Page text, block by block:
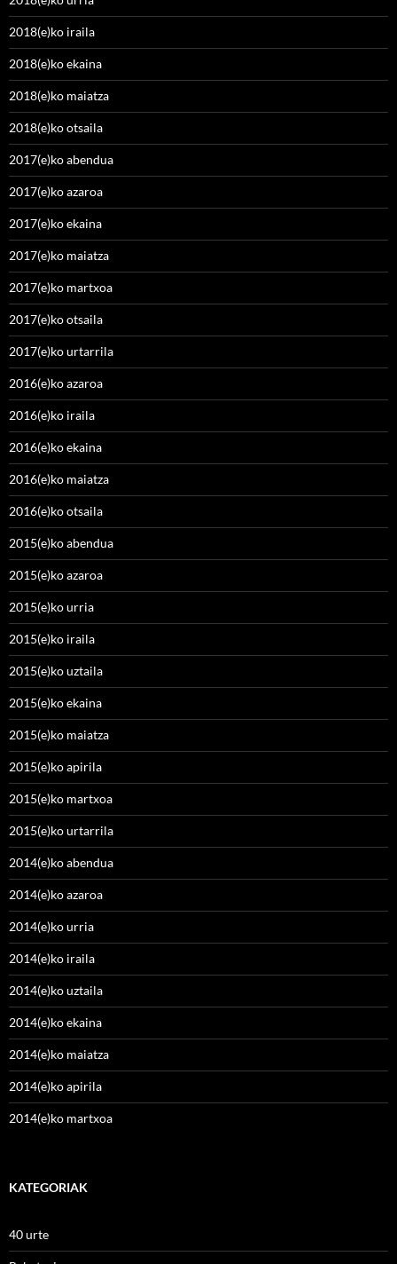
2018(e)ko iraila
2018(e)ko ekaina
2018(e)ko maiatza
2018(e)ko otsaila
2017(e)ko abendua
2017(e)ko azaroa
2017(e)ko ekaina
2017(e)ko maiatza
2017(e)ko martxoa
2017(e)ko otsaila
2017(e)ko urtarrila
2016(e)ko azaroa
2016(e)ko iraila
2016(e)ko ekaina
2016(e)ko maiatza
2016(e)ko otsaila
2015(e)ko abendua
2015(e)ko azaroa
2015(e)ko urria
2015(e)ko iraila
2015(e)ko uztaila
2015(e)ko ekaina
2015(e)ko maiatza
2015(e)ko apirila
2015(e)ko martxoa
2015(e)ko urtarrila
2014(e)ko abendua
2014(e)ko azaroa
2014(e)ko urria
2014(e)ko iraila
2014(e)ko uztaila
2014(e)ko ekaina
2014(e)ko maiatza
2014(e)ko apirila
2014(e)ko martxoa
KATEGORIAK
40 urte